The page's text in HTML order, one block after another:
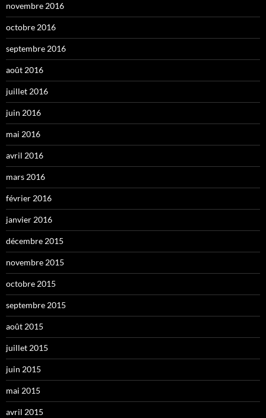
novembre 2016
octobre 2016
septembre 2016
août 2016
juillet 2016
juin 2016
mai 2016
avril 2016
mars 2016
février 2016
janvier 2016
décembre 2015
novembre 2015
octobre 2015
septembre 2015
août 2015
juillet 2015
juin 2015
mai 2015
avril 2015